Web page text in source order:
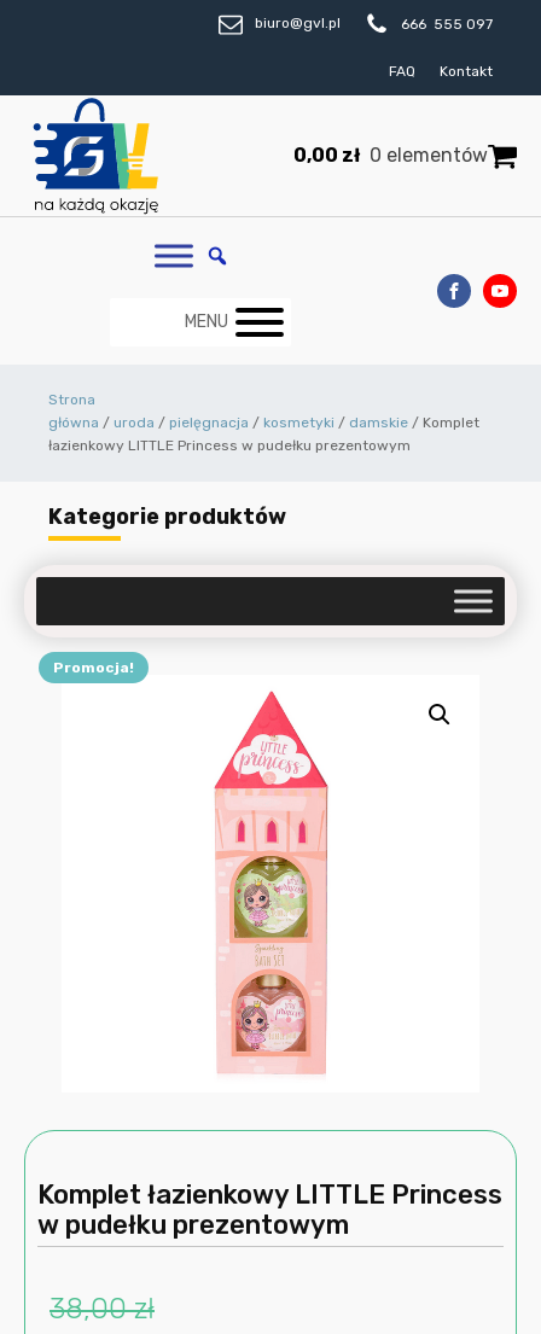
biuro@gvl.pl 666 555 097
FAQ Kontakt
0,00 zł 0 elementów
MENU
Strona
główna / uroda / pielęgnacja / kosmetyki / damskie / Komplet
łazienkowy LITTLE Princess w pudełku prezentowym
Kategorie produktów
Promocja!
Komplet łazienkowy LITTLE Princess
w pudełku prezentowym
38,00zł